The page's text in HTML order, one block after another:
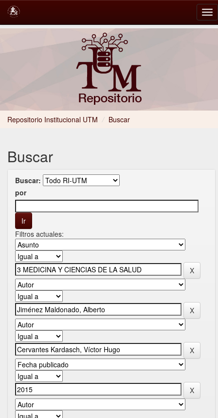
Repositorio Institucional UTM / Buscar
Buscar
Buscar:
por
Filtros actuales: